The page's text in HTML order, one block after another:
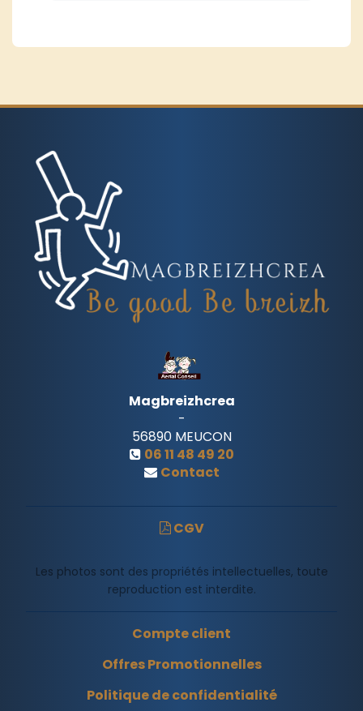
Magbreizhcrea
-
56890 MEUCON
06 11 48 49 20
Contact
CGV
Les photos sont des propriétés intellectuelles, toute
reproduction est interdite.
Compte client
Offres Promotionnelles
Politique de confidentialité